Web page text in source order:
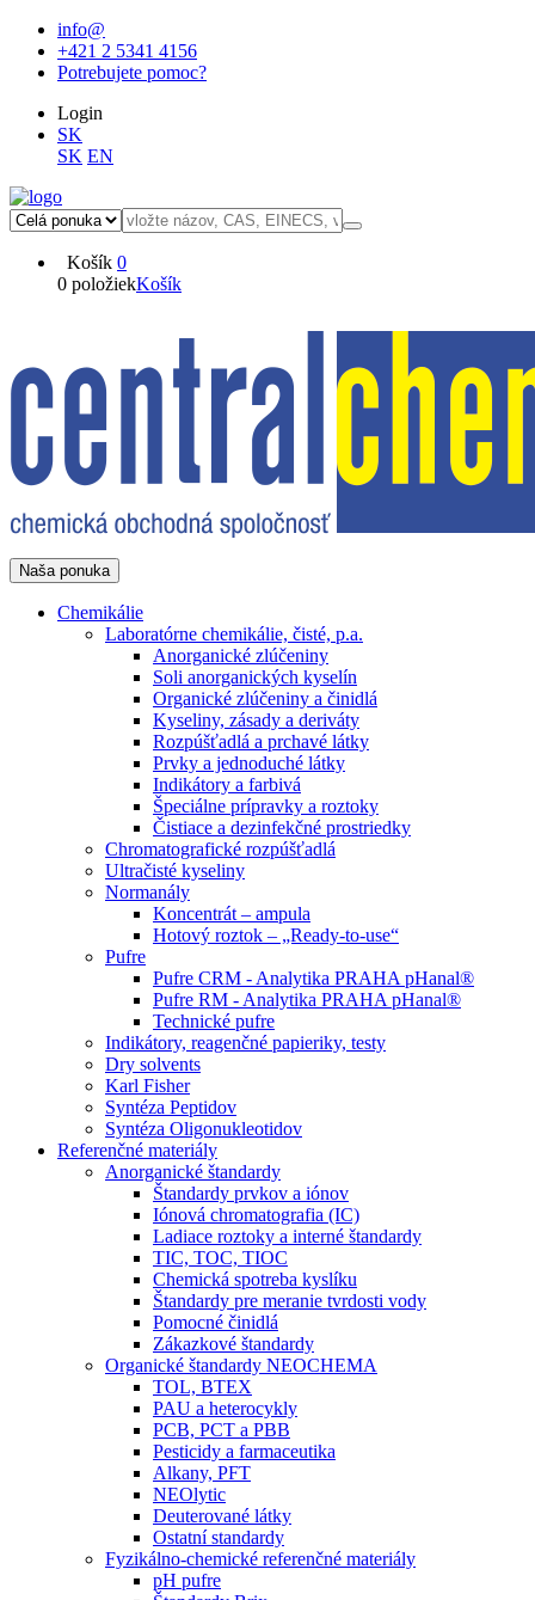
info@
+421 2 5341 4156
Potrebujete pomoc?
Login
SK
SK EN
Košík 0
0 položiekKošík
Naša ponuka
Chemikálie
Laboratórne chemikálie, čisté, p.a.
Anorganické zlúčeniny
Soli anorganických kyselín
Organické zlúčeniny a činidlá
Kyseliny, zásady a deriváty
Rozpúšťadlá a prchavé látky
Prvky a jednoduché látky
Indikátory a farbivá
Špeciálne prípravky a roztoky
Čistiace a dezinfekčné prostriedky
Chromatografické rozpúšťadlá
Ultračisté kyseliny
Normanály
Koncentrát – ampula
Hotový roztok – „Ready-to-use“
Pufre
Pufre CRM - Analytika PRAHA pHanal®
Pufre RM - Analytika PRAHA pHanal®
Technické pufre
Indikátory, reagenčné papieriky, testy
Dry solvents
Karl Fisher
Syntéza Peptidov
Syntéza Oligonukleotidov
Referenčné materiály
Anorganické štandardy
Štandardy prvkov a iónov
Iónová chromatografia (IC)
Ladiace roztoky a interné štandardy
TIC, TOC, TIOC
Chemická spotreba kyslíku
Štandardy pre meranie tvrdosti vody
Pomocné činidlá
Zákazkové štandardy
Organické štandardy NEOCHEMA
TOL, BTEX
PAU a heterocykly
PCB, PCT a PBB
Pesticidy a farmaceutika
Alkany, PFT
NEOlytic
Deuterované látky
Ostatní standardy
Fyzikálno-chemické referenčné materiály
pH pufre